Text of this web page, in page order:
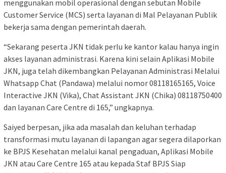
menggunakan mobil operasional dengan sebutan Mobile
Customer Service (MCS) serta layanan di Mal Pelayanan Publik
bekerja sama dengan pemerintah daerah.
“Sekarang peserta JKN tidak perlu ke kantor kalau hanya ingin
akses layanan administrasi. Karena kini selain Aplikasi Mobile
JKN, juga telah dikembangkan Pelayanan Administrasi Melalui
Whatsapp Chat (Pandawa) melalui nomor 08118165165, Voice
Interactive JKN (Vika), Chat Assistant JKN (Chika) 08118750400
dan layanan Care Centre di 165,” ungkapnya.
Saiyed berpesan, jika ada masalah dan keluhan terhadap
transformasi mutu layanan di lapangan agar segera dilaporkan
ke BPJS Kesehatan melalui kanal pengaduan, Aplikasi Mobile
JKN atau Care Centre 165 atau kepada Staf BPJS Siap